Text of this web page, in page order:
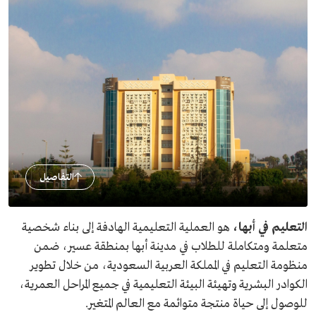
التفاصيل
التعليم في أبها، هو العملية التعليمية الهادفة إلى بناء شخصية
متعلمة ومتكاملة للطلاب في مدينة أبها بمنطقة عسير، ضمن
منظومة التعليم في المملكة العربية السعودية، من خلال تطوير
الكوادر البشرية وتهيئة البيئة التعليمية في جميع المراحل العمرية،
للوصول إلى حياة منتجة متوائمة مع العالم المتغير.